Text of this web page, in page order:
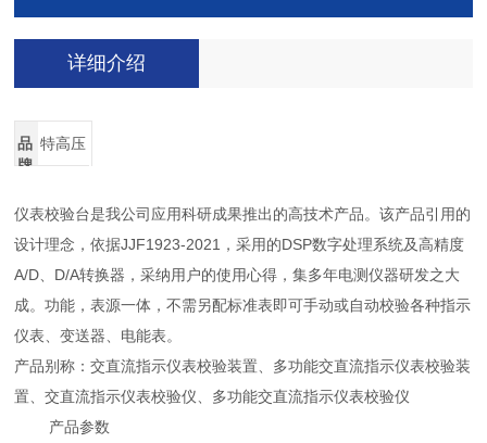
详细介绍
品
牌
特高压
仪表校验台是我公司应用科研成果推出的高技术产品。该产品引用的
设计理念，依据JJF1923-2021，采用的DSP数字处理系统及高精度
A/D、D/A转换器，采纳用户的使用心得，集多年电测仪器研发之大
成。功能，表源一体，不需另配标准表即可手动或自动校验各种指示
仪表、变送器、电能表。
产品别称：交直流指示仪表校验装置、多功能交直流指示仪表校验装
置、交直流指示仪表校验仪、多功能交直流指示仪表校验仪
产品参数